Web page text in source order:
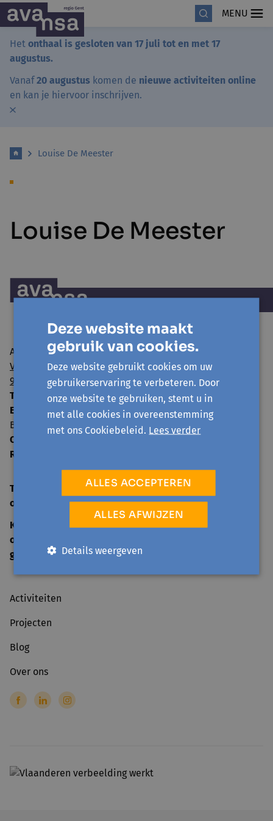
MENU
Het onthaal is gesloten van 17 juli tot en met 17
augustus.
Vanaf20 augustus komen de nieuwe activiteiten online
en kan je hiervoor inschrijven.
Louise De Meester
Louise De Meester
Avansa regio Gent vzw
Visserij 106/1
9000 Gent
T:
09 224 22 65
E:
info@avansa-regiogent.be
BE15 8939 4415 5730
Ondernemingsnummer:
RPR:
TELEFONISCH ONTHAAL
open
ma-vr 09:00-12:30
KANTOOR
open
geslotenop officiële feestdagen
Activiteiten
Projecten
Blog
Over ons
Deze website maakt
gebruik van cookies.
Deze website gebruikt cookies om uw
gebruikerservaring te verbeteren. Door
onze website te gebruiken, stemt u in
met alle cookies in overeenstemming
met ons Cookiebeleid. Lees verder
ALLES ACCEPTEREN
ALLES AFWIJZEN
Details weergeven